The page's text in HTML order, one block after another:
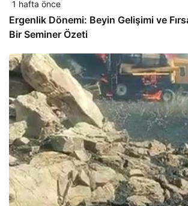
1 hafta önce
Ergenlik Dönemi: Beyin Gelişimi ve
Bir Seminer Özeti